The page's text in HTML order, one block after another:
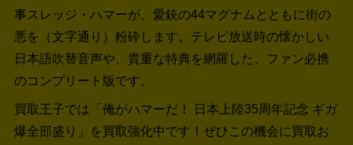
事スレッジ・ハマーが、愛銃の44マグナムとともに街の
悪を（文字通り）粉砕します。テレビ放送時の懐かしい
日本語吹替音声や、貴重な特典を網羅した、ファン必携
のコンプリート版です。
買取王子では「俺がハマーだ！ 日本上陸35周年記念 ギガ
爆全部盛り」を買取強化中です！ ぜひこの機会に買取お